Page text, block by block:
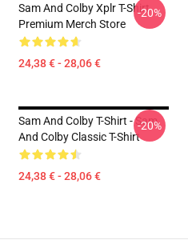
Sam And Colby Xplr T-Shirt
Premium Merch Store
24,38 € - 28,06 €
-20%
Sam And Colby T-Shirt - Sam
And Colby Classic T-Shirt
24,38 € - 28,06 €
-20%